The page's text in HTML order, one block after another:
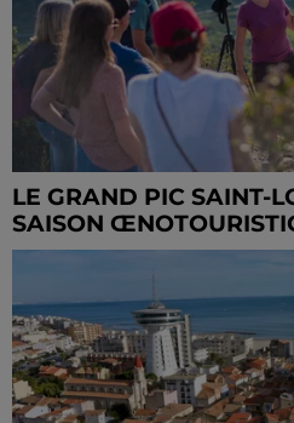
LE GRAND PIC SAINT-
SAISON